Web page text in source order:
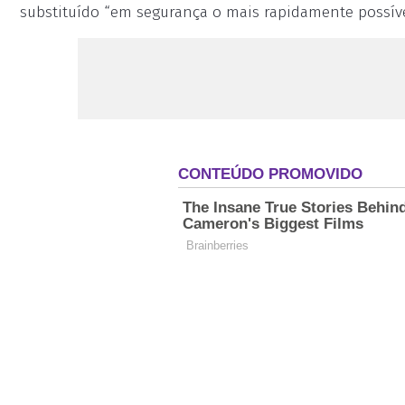
substituído “em segurança o mais rapidamente